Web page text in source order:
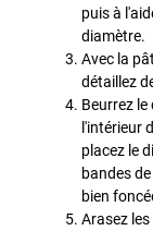
puis à
diamètre.
Avec la
détaillez
Beurrez
l'intérieur
placez le
bandes
bien
Arasez